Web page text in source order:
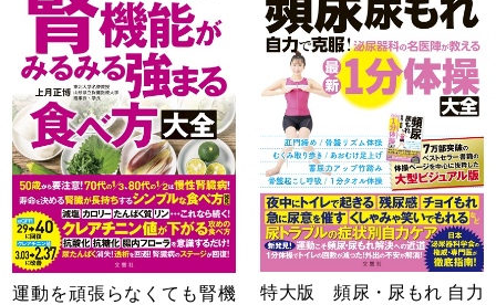
運動を頑張らなくても腎機
特大版 頻尿・尿もれ 自力